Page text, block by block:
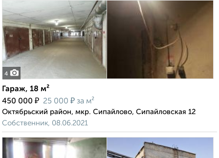
4
Гараж, 18 м²
450 000 ₽ 25 000 ₽ за м²
Октябрьский район, мкр. Сипайлово, Сипайловская 12
Собственник, 08.06.2021